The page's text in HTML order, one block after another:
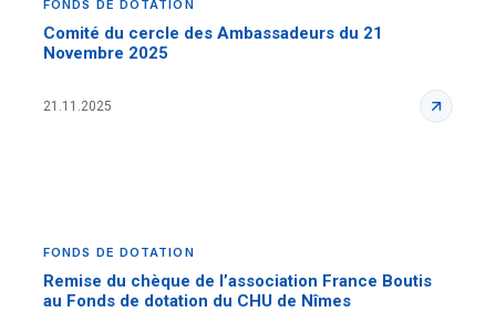
FONDS DE DOTATION
Comité du cercle des Ambassadeurs du 21
Novembre 2025
21.11.2025
FONDS DE DOTATION
Remise du chèque de l’association France Boutis
au Fonds de dotation du CHU de Nîmes